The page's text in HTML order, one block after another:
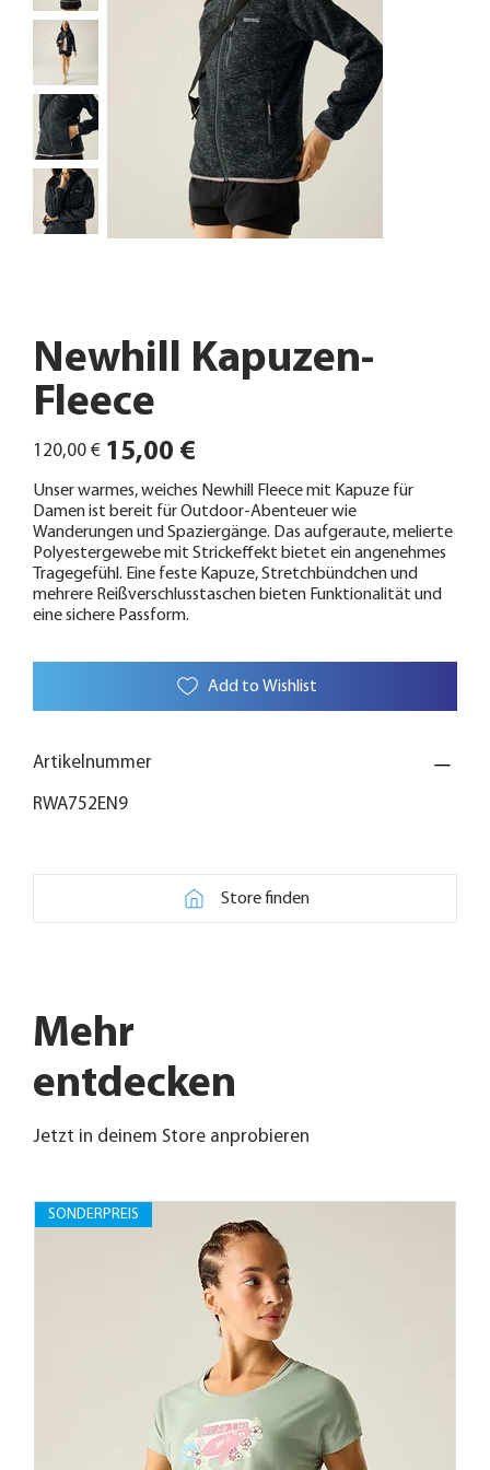
Newhill Kapuzen-
Fleece
Ursprünglicher
Preis
120,00 € Angebotspreis
15,00 €
Unser warmes, weiches Newhill Fleece mit Kapuze für
Damen ist bereit für Outdoor-Abenteuer wie
Wanderungen und Spaziergänge. Das aufgeraute, melierte
Polyestergewebe mit Strickeffekt bietet ein angenehmes
Tragegefühl. Eine feste Kapuze, Stretchbündchen und
mehrere Reißverschlusstaschen bieten Funktionalität und
eine sichere Passform.
Add to Wishlist
Artikelnummer
RWA752EN9
Store finden
SONDERPREIS
entdecken
Mehr
Jetzt in deinem Store anprobieren